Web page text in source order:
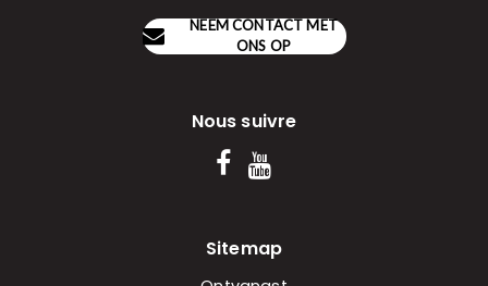
NEEM CONTACT MET
ONS OP
Nous suivre
Sitemap